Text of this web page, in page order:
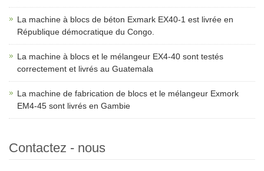
La machine à blocs de béton Exmark EX40-1 est livrée en
République démocratique du Congo.
La machine à blocs et le mélangeur EX4-40 sont testés
correctement et livrés au Guatemala
La machine de fabrication de blocs et le mélangeur Exmork
EM4-45 sont livrés en Gambie
Contactez - nous